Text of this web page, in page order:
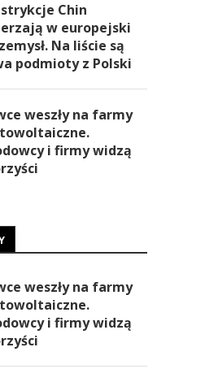
Chin
w europejski
Na liście są
podmioty z Polski
weszły na farmy
i firmy widzą
weszły na farmy
i firmy widzą